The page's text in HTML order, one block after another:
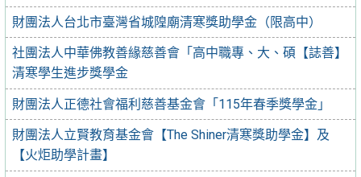
財團法人台北市臺灣省城隍廟清寒獎助學金（限高中）
社團法人中華佛教善緣慈善會「高中職專、大、碩【誌善】
清寒學生進步獎學金
財團法人正德社會福利慈善基金會「115年春季獎學金」
財團法人立賢教育基金會【The Shiner清寒獎助學金】及
【火炬助學計畫】